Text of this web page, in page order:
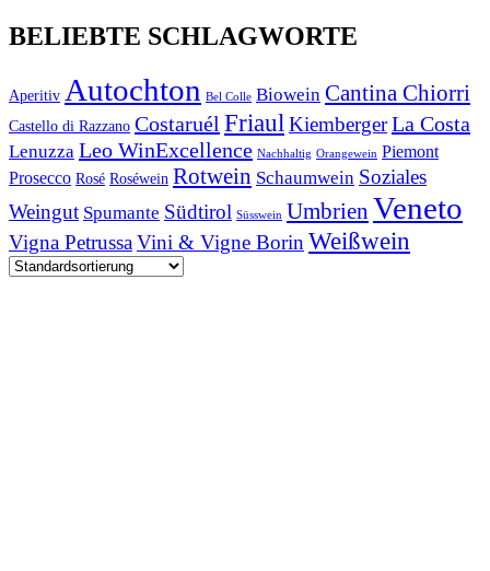
BELIEBTE SCHLAGWORTE
Aperitiv Autochton Bel Colle Biowein Cantina Chiorri
Castello di Razzano Costaruél FriaulKiembergerLa Costa
Lenuzza Leo WinExcellence Nachhaltig Orangewein Piemont
Prosecco Rosé Roséwein Rotwein Schaumwein Soziales
Weingut Spumante Südtirol Süsswein Umbrien Veneto
Vigna PetrussaVini & Vigne BorinWeißwein